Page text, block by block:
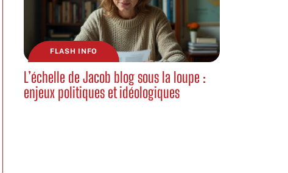
FLASH INFO
L’échelle de Jacob blog sous la loupe :
enjeux politiques et idéologiques